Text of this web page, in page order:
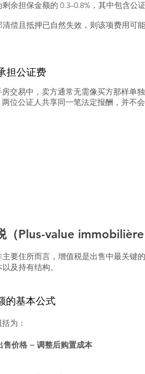
余担保金额的 0.3–0.8%，其中包含公
偿且抵押已自然失效，则该项费用可能
担公证费
交易中，卖方通常无需像买方那样单
位公证人共享同一笔法定报酬，并不
（Plus-value immobilière
要住所而言，增值税是出售中最关键
及持有结构。
的基本公式
为：
售价格 − 调整后购置成本